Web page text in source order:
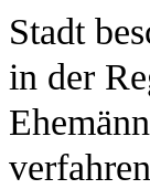
Stadt
in der